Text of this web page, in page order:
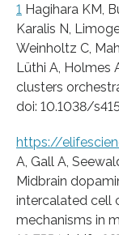
1 Hagihara KM,
Karalis N,
Weinholtz C,
Lüthi A, Holmes
clusters
doi: 10.1038/
https://
A, Gall A,
Midbrain
intercalated cell
mechanisms in